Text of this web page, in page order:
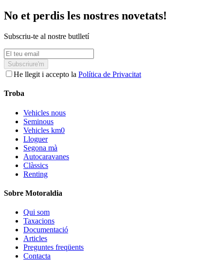
No et perdis les nostres novetats!
Subscriu-te al nostre butlletí
Subscriure'm
He llegit i accepto la Política de Privacitat
Troba
Vehicles nous
Seminous
Vehicles km0
Lloguer
Segona mà
Autocaravanes
Clàssics
Renting
Sobre Motoraldia
Qui som
Taxacions
Documentació
Articles
Preguntes freqüents
Contacta